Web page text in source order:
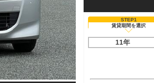
STEP1
賃貸期間を選択
11年